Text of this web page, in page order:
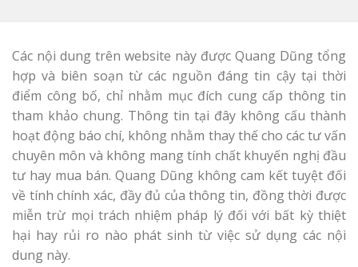
Các nội dung trên website này được Quang Dũng tổng
hợp và biên soạn từ các nguồn đáng tin cậy tại thời
điểm công bố, chỉ nhằm mục đích cung cấp thông tin
tham khảo chung. Thông tin tại đây không cấu thành
hoạt động báo chí, không nhằm thay thế cho các tư vấn
chuyên môn và không mang tính chất khuyến nghị đầu
tư hay mua bán. Quang Dũng không cam kết tuyệt đối
về tính chính xác, đầy đủ của thông tin, đồng thời được
miễn trừ mọi trách nhiệm pháp lý đối với bất kỳ thiệt
hại hay rủi ro nào phát sinh từ việc sử dụng các nội
dung này.